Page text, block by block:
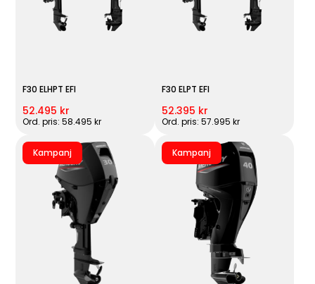
F30 ELHPT EFI
52.495 kr
Ord. pris: 58.495 kr
F30 ELPT EFI
52.395 kr
Ord. pris: 57.995 kr
Kampanj Kampanj